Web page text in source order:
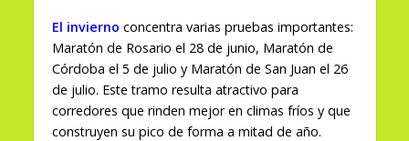
El invierno concentra varias pruebas importantes:
Maratón de Rosario el 28 de junio, Maratón de
Córdoba el 5 de julio y Maratón de San Juan el 26
de julio. Este tramo resulta atractivo para
corredores que rinden mejor en climas fríos y que
construyen su pico de forma a mitad de año.